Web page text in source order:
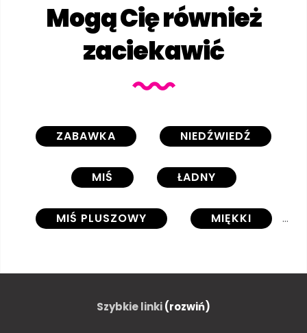
Mogą Cię również
zaciekawić
ZABAWKA NIEDŹWIEDŹ
MIŚ ŁADNY
MIŚ PLUSZOWY MIĘKKI
DZIECI DZIECI
Szybkie linki(rozwiń)